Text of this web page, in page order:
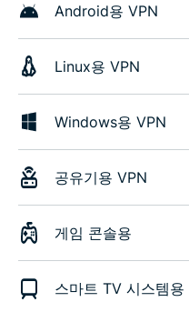
Android용 VPN
Linux용 VPN
Windows용 VPN
공유기용 VPN
게임 콘솔용
스마트 TV 시스템용